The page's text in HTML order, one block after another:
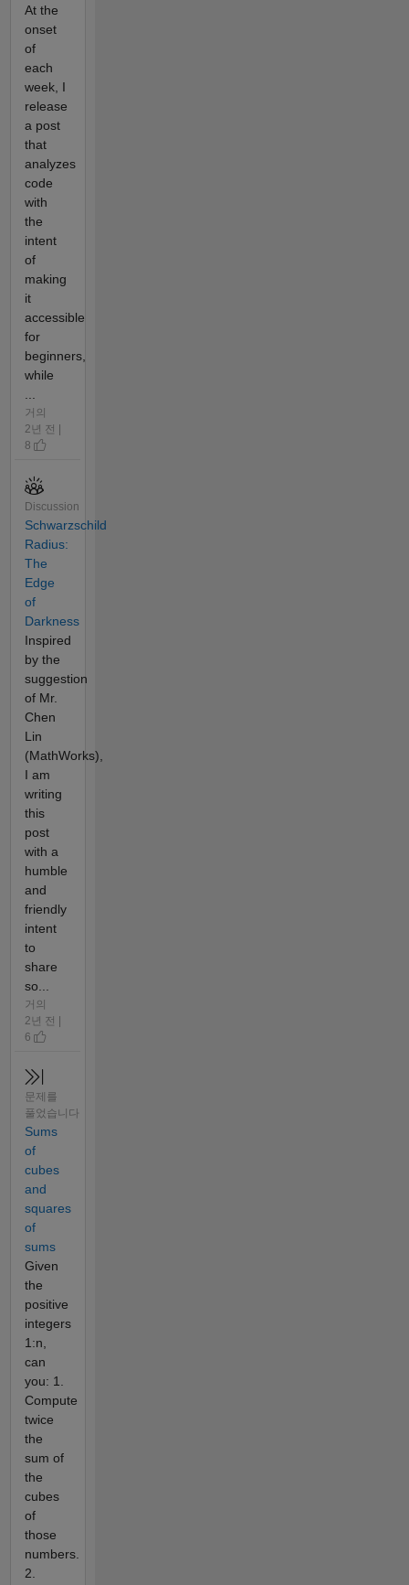
At the
onset
of
each
week, I
release
a post
that
analyzes
code
with
the
intent
of
making
it
accessible
for
beginners,
while
거의
2년 전 |
8
Discussion
Schwarzschild
Radius:
The
Edge
of
Darkness
Inspired
by the
suggestion
of Mr.
Chen
Lin
(MathWorks),
I am
writing
this
post
with a
humble
and
friendly
intent
to
share
so...
거의
2년 전 |
6
문제를
풀었습니다
Sums
of
cubes
and
squares
of
sums
Given
the
positive
integers
1:n,
can
you: 1.
Compute
twice
the
sum of
the
cubes
of
those
numbers.
2.